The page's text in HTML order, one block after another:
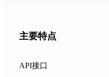
主要特点
API接口